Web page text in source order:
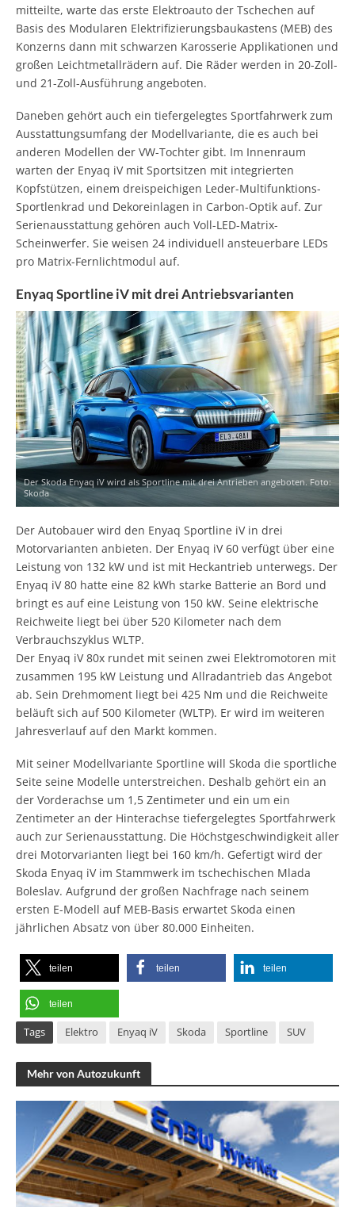
mitteilte, warte das erste Elektroauto der Tschechen auf
Basis des Modularen Elektrifizierungsbaukastens (MEB) des
Konzerns dann mit schwarzen Karosserie Applikationen und
großen Leichtmetallrädern auf. Die Räder werden in 20-Zoll-
und 21-Zoll-Ausführung angeboten.
Daneben gehört auch ein tiefergelegtes Sportfahrwerk zum
Ausstattungsumfang der Modellvariante, die es auch bei
anderen Modellen der VW-Tochter gibt. Im Innenraum
warten der Enyaq iV mit Sportsitzen mit integrierten
Kopfstützen, einem dreispeichigen Leder-Multifunktions-
Sportlenkrad und Dekoreinlagen in Carbon-Optik auf. Zur
Serienausstattung gehören auch Voll-LED-Matrix-
Scheinwerfer. Sie weisen 24 individuell ansteuerbare LEDs
pro Matrix-Fernlichtmodul auf.
Enyaq Sportline iV mit drei Antriebsvarianten
Der Skoda Enyaq iV wird als Sportline mit drei Antrieben angeboten. Foto:
Skoda
Der Autobauer wird den Enyaq Sportline iV in drei
Motorvarianten anbieten. Der Enyaq iV 60 verfügt über eine
Leistung von 132 kW und ist mit Heckantrieb unterwegs. Der
Enyaq iV 80 hatte eine 82 kWh starke Batterie an Bord und
bringt es auf eine Leistung von 150 kW. Seine elektrische
Reichweite liegt bei über 520 Kilometer nach dem
Verbrauchszyklus WLTP.
Der Enyaq iV 80x rundet mit seinen zwei Elektromotoren mit
zusammen 195 kW Leistung und Allradantrieb das Angebot
ab. Sein Drehmoment liegt bei 425 Nm und die Reichweite
beläuft sich auf 500 Kilometer (WLTP). Er wird im weiteren
Jahresverlauf auf den Markt kommen.
Mit seiner Modellvariante Sportline will Skoda die sportliche
Seite seine Modelle unterstreichen. Deshalb gehört ein an
der Vorderachse um 1,5 Zentimeter und ein um ein
Zentimeter an der Hinterachse tiefergelegtes Sportfahrwerk
auch zur Serienausstattung. Die Höchstgeschwindigkeit aller
drei Motorvarianten liegt bei 160 km/h. Gefertigt wird der
Skoda Enyaq iV im Stammwerk im tschechischen Mlada
Boleslav. Aufgrund der großen Nachfrage nach seinem
ersten E-Modell auf MEB-Basis erwartet Skoda einen
jährlichen Absatz von über 80.000 Einheiten.
teilen teilen teilen
teilen
Tags Elektro Enyaq iV Skoda Sportline SUV
Mehr von Autozukunft